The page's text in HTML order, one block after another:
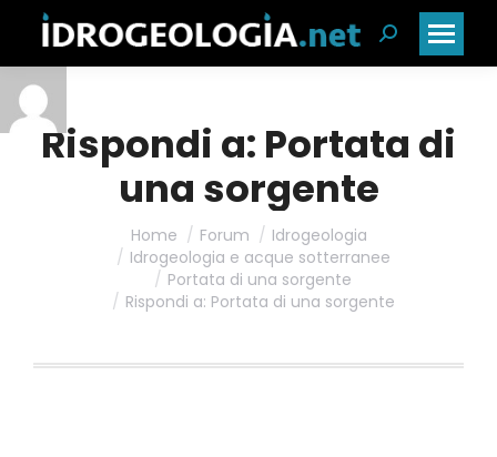
Cerca:
Rispondi a: Portata di
una sorgente
Home Forum
Idrogeologia
Idrogeologia e acque sotterranee
Portata di una sorgente
Rispondi a: Portata di una sorgente